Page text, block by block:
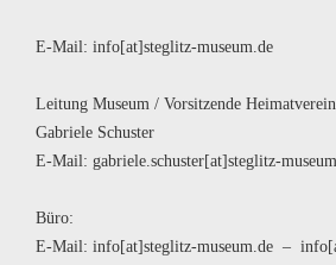
E-Mail: info[at]steglitz-museum.de
Leitung Museum / Vorsitzende
Gabriele Schuster
E-Mail: gabriele.schuster[at]steglitz-
Büro:
E-Mail: info[at]steglitz-museum.de –